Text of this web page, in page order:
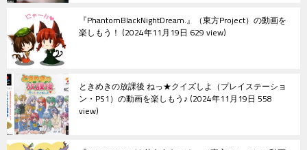
『PhantomBlackNightDream.』（東方Project）の動画を
楽しもう！ 2024年11月19日 629 view
ときめきの放課後 ねっ★クイズしよ（プレイステーショ
ン・PS1）の動画を楽しもう♪ 2024年11月19日 558
view